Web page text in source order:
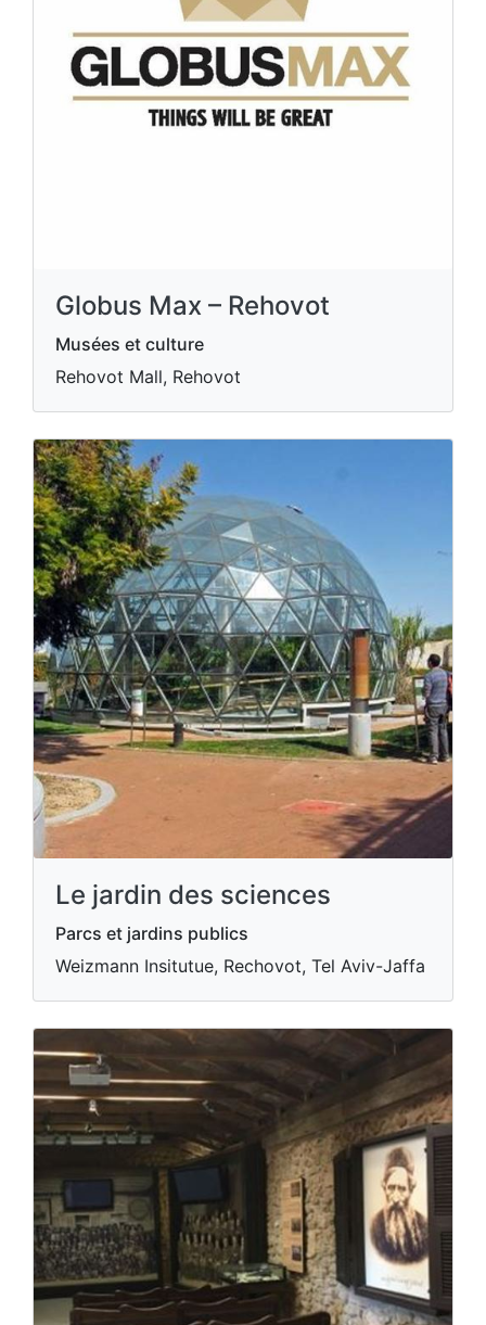
Globus Max – Rehovot
Musées et culture
Rehovot Mall, Rehovot
Le jardin des sciences
Parcs et jardins publics
Weizmann Insitutue, Rechovot, Tel Aviv-Jaffa